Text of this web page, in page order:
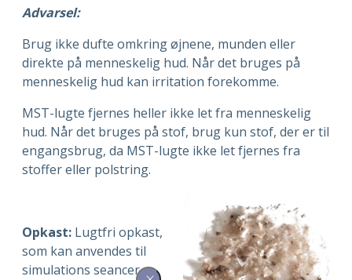
Advarsel:
Brug ikke dufte omkring øjnene, munden eller
direkte på menneskelig hud. Når det bruges på
menneskelig hud kan irritation forekomme.
MST-lugte fjernes heller ikke let fra menneskelig
hud. Når det bruges på stof, brug kun stof, der er til
engangsbrug, da MST-lugte ikke let fjernes fra
stoffer eller polstring.
Opkast: Lugtfri opkast,
som kan anvendes til
simulations seancer.